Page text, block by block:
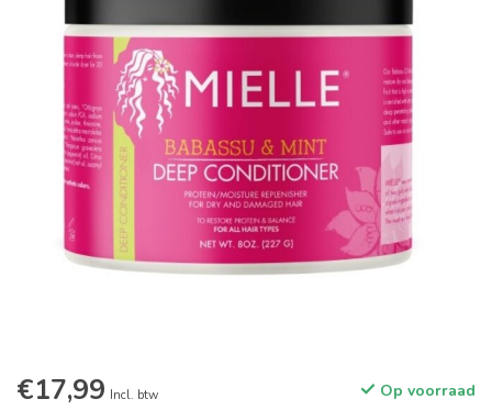
€17,99 Incl. btw Op voorraad